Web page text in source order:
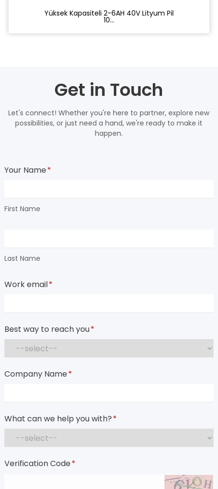
Yüksek Kapasiteli 2-6AH 40V Lityum Pil
10...
Get in Touch
Let's connect! Whether you're here to partner, explore new
possibilities, or just need a hand, we're ready to make it
happen.
Your Name*
First Name
Last Name
Work email*
Best way to reach you*
Company Name*
What can we help you with?*
Verification Code*